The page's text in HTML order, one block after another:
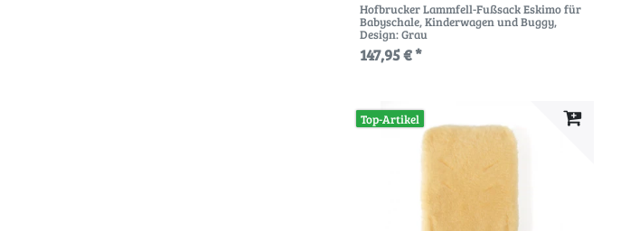
Hofbrucker Lammfell-Fußsack Eskimo für
Babyschale, Kinderwagen und Buggy,
Design: Grau
147,95 € *
Top-Artikel